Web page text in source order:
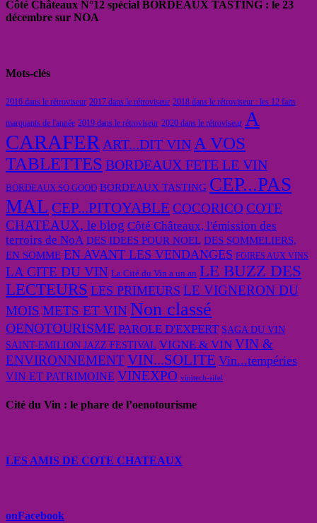
Côté Châteaux N°12 spécial BORDEAUX TASTING : le 23
décembre sur NOA
Mots-clés
2016 dans le rétroviseur 2017 dans le rétroviseur 2018 dans le rétroviseur : les 12 faits
marquants de l'année 2019 dans le rétroviseur 2020 dans le rétroviseur A
CARAFER ART...DIT VIN A VOS
TABLETTES BORDEAUX FETE LE VIN
BORDEAUX SO GOOD BORDEAUX TASTING CEP...PAS
MAL CEP...PITOYABLE COCORICO COTE
CHATEAUX, le blog Côté Châteaux, l'émission des
terroirs de NoA DES IDEES POUR NOEL DES SOMMELIERS,
EN SOMME EN AVANT LES VENDANGES FOIRES AUX VINS
LA CITE DU VIN La Cité du Vin a un an LE BUZZ DES
LECTEURS LES PRIMEURS LE VIGNERON DU
MOIS METS ET VIN Non classé
OENOTOURISME PAROLE D'EXPERT SAGA DU VIN
SAINT-EMILION JAZZ FESTIVAL VIGNE & VIN VIN &
ENVIRONNEMENTVIN...SOLITE Vin...tempéries
VIN ET PATRIMOINE VINEXPO vinitech-sifel
Cité du Vin : le phare de l’oenotourisme
LES AMIS DE COTE CHATEAUX
onFacebook